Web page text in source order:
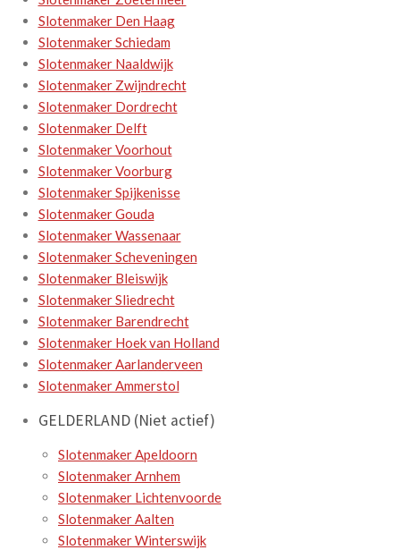
Slotenmaker Den Haag
Slotenmaker Schiedam
Slotenmaker Naaldwijk
Slotenmaker Zwijndrecht
Slotenmaker Dordrecht
Slotenmaker Delft
Slotenmaker Voorhout
Slotenmaker Voorburg
Slotenmaker Spijkenisse
Slotenmaker Gouda
Slotenmaker Wassenaar
Slotenmaker Scheveningen
Slotenmaker Bleiswijk
Slotenmaker Sliedrecht
Slotenmaker Barendrecht
Slotenmaker Hoek van Holland
Slotenmaker Aarlanderveen
Slotenmaker Ammerstol
GELDERLAND (Niet actief)
Slotenmaker Apeldoorn
Slotenmaker Arnhem
Slotenmaker Lichtenvoorde
Slotenmaker Aalten
Slotenmaker Winterswijk